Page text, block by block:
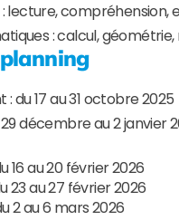
: lecture,
: calcul,
: du 17 au 31 octobre 2025
29 décembre au 2 janvier
16 au 20 février 2026
23 au 27 février 2026
2 au 6 mars 2026